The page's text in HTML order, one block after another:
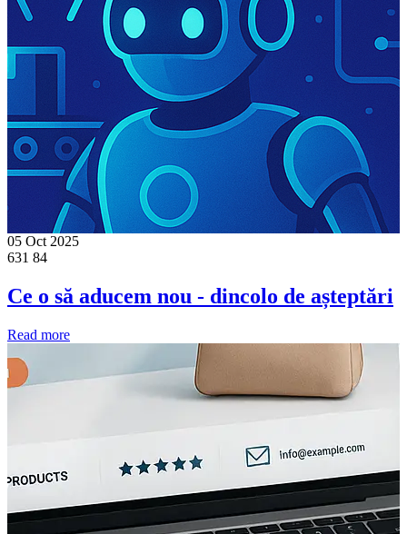
05 Oct 2025
631 84
Ce o să aducem nou - dincolo de așteptări
Read more